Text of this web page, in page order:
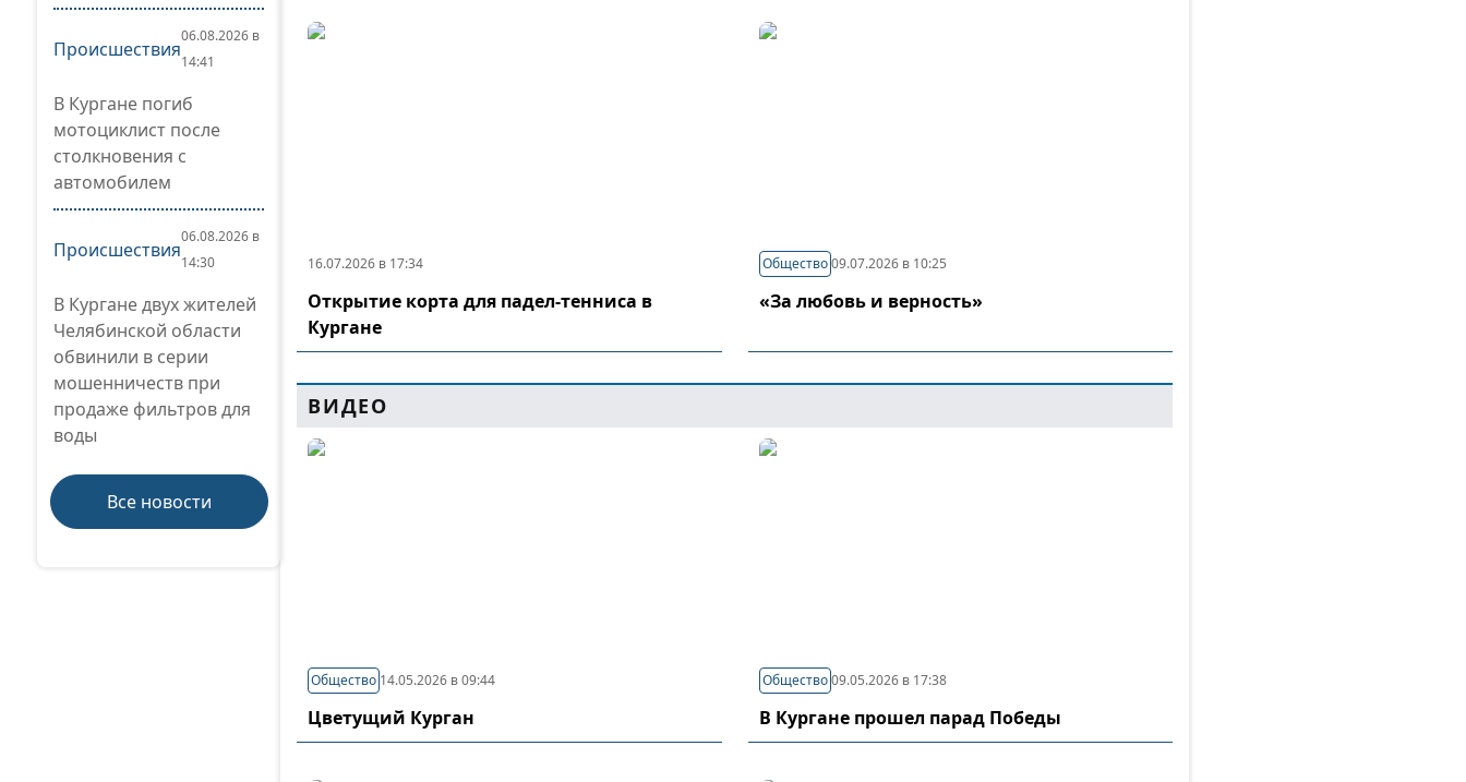
Происшествия
06.08.2026 в
14:41
В Кургане погиб
мотоциклист после
столкновения с
автомобилем
Происшествия
06.08.2026 в
14:30
В Кургане двух жителей
Челябинской области
обвинили в серии
мошенничеств при
продаже фильтров для
воды
Все новости
16.07.2026 в 17:34
Открытие корта для падел-тенниса в
Кургане
Общество 09.07.2026 в 10:25
«За любовь и верность»
ВИДЕО
Общество 14.05.2026 в 09:44
Цветущий Курган
Общество 09.05.2026 в 17:38
В Кургане прошел парад Победы